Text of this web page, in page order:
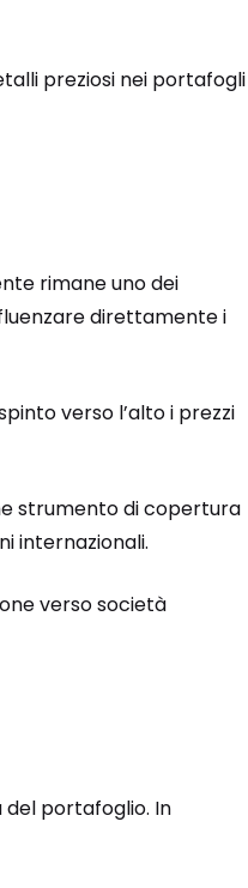
preziosi nei portafogli
rimane uno dei
direttamente i
verso l’alto i prezzi
strumento di copertura
internazionali.
verso società
portafoglio. In